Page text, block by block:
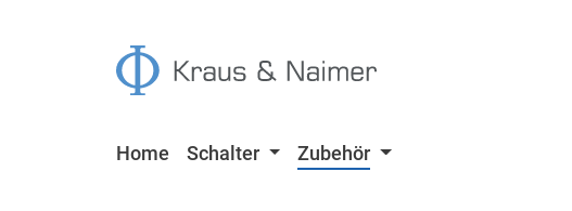
Home Schalter Zubehör